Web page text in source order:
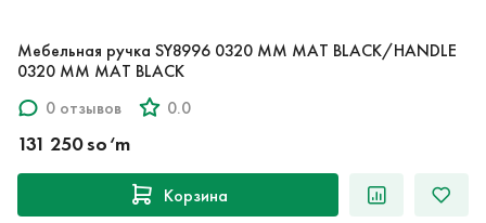
Мебельная ручка SY8996 0320 MM MAT BLACK/HANDLE
0320 MM MAT BLACK
0 отзывов
0.0
131 250 so‘m
Корзина